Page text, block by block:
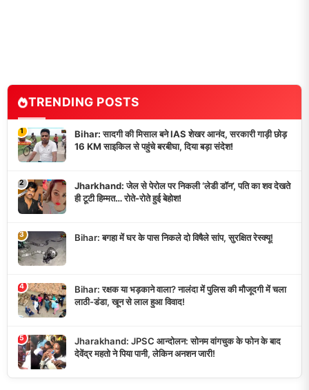
TRENDING POSTS
1
Bihar: सादगी की मिसाल बने IAS शेखर आनंद, सरकारी गाड़ी छोड़
16 KM साइकिल से पहुंचे बरबीघा, दिया बड़ा संदेश!
2
Jharkhand: जेल से पेरोल पर निकली ‘लेडी डॉन’, पति का शव देखते
ही टूटी हिम्मत… रोते-रोते हुई बेहोश!
3 Bihar: बगहा में घर के पास निकले दो विषैले सांप, सुरक्षित रेस्क्यू!
4
Bihar: रक्षक या भड़काने वाला? नालंदा में पुलिस की मौजूदगी में चला
लाठी-डंडा, खून से लाल हुआ विवाद!
5
Jharakhand: JPSC आन्दोलन: सोनम वांगचुक के फोन के बाद
देवेंद्र महतो ने पिया पानी, लेकिन अनशन जारी!